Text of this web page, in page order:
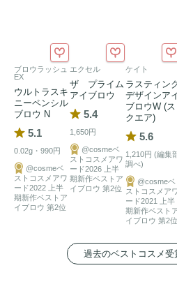
ブロウラッシュ
EX
ウルトラスキ
ニーペンシル
ブロウ N
5.1
0.02g・990円
@cosmeベ
ストコスメアワ
ード2022 上半
期新作ベストア
イブロウ 第2位
エクセル
ザ プライム
アイブロウ
5.4
1,650円
@cosmeベ
ストコスメアワ
ード2026 上半
期新作ベストア
イブロウ 第2位
ケイト
ラスティン
デザインア
ブロウW (ス
クエア)
5.6
1,210円 (編集
調べ)
@cosmeベ
ストコスメア
ード2021 上半
期新作ベスト
イブロウ 第2位
過去のベストコスメ受